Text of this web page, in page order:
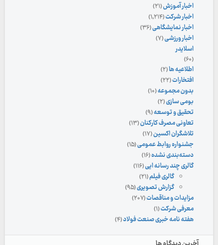
اخبار آموزش(۲۱)
اخبار شرکت(۱,۲۱۴)
اخبار نمایشگاهی(۳۶)
اخبار ورزشی(۷)
اسلایدر
(۶۰)
اطلاعیه ها(۲)
افتخارات(۲۲)
بدون مجموعه(۱۰)
بومی سازی(۲)
تحقیق و توسعه(۹)
تعاونی مصرف کارکنان(۱۳)
تلاشگران اکسین(۱۷)
جشنواره روابط عمومی(۱۵)
دسته‌بندی نشده(۱۶)
گالری چند رسانه ایی(۱۱۶)
گالری فیلم(۲۱)
گزارش تصویری(۹۵)
مزایدات و مناقصات(۲۰۷)
معرفی شرکت(۱)
هفته نامه خبری صنعت فولاد(۴)